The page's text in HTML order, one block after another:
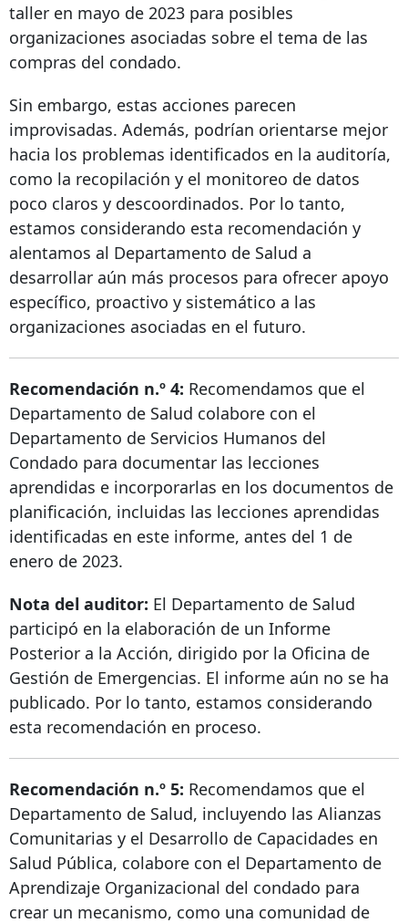
taller en mayo de 2023 para posibles
organizaciones asociadas sobre el tema de las
compras del condado.
Sin embargo, estas acciones parecen
improvisadas. Además, podrían orientarse mejor
hacia los problemas identificados en la auditoría,
como la recopilación y el monitoreo de datos
poco claros y descoordinados. Por lo tanto,
estamos considerando esta recomendación y
alentamos al Departamento de Salud a
desarrollar aún más procesos para ofrecer apoyo
específico, proactivo y sistemático a las
organizaciones asociadas en el futuro.
Recomendación n.º 4: Recomendamos que el
Departamento de Salud colabore con el
Departamento de Servicios Humanos del
Condado para documentar las lecciones
aprendidas e incorporarlas en los documentos de
planificación, incluidas las lecciones aprendidas
identificadas en este informe, antes del 1 de
enero de 2023.
Nota del auditor: El Departamento de Salud
participó en la elaboración de un Informe
Posterior a la Acción, dirigido por la Oficina de
Gestión de Emergencias. El informe aún no se ha
publicado. Por lo tanto, estamos considerando
esta recomendación en proceso.
Recomendación n.º 5: Recomendamos que el
Departamento de Salud, incluyendo las Alianzas
Comunitarias y el Desarrollo de Capacidades en
Salud Pública, colabore con el Departamento de
Aprendizaje Organizacional del condado para
crear un mecanismo, como una comunidad de